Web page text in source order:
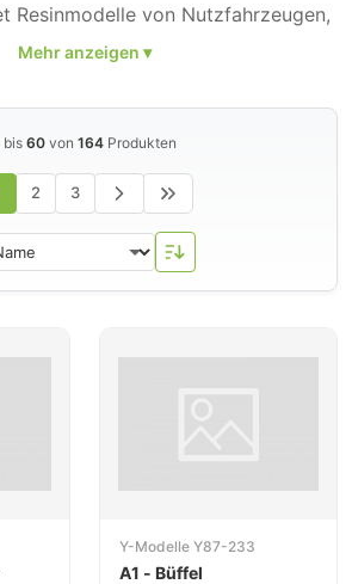
Resinmodelle von Nutzfahrzeugen,
die in Kleinserie
im Modellfahrzeugmarkt mit
Großserienherstellern nicht
Besonders beliebt sind die
sowie diverse Nutzfahrzeuge.
bis 60 von 164 Produkten
2 3
Y-Modelle Y87-233
A1 - Büffel